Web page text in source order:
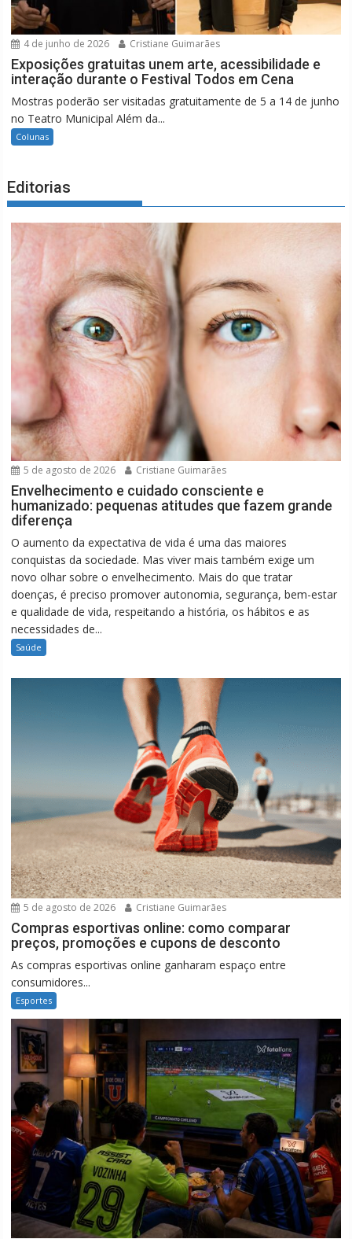
4 de junho de 2026 Cristiane Guimarães
Exposições gratuitas unem arte, acessibilidade e
interação durante o Festival Todos em Cena
Mostras poderão ser visitadas gratuitamente de 5 a 14 de junho
no Teatro Municipal Além da...
Colunas
Editorias
5 de agosto de 2026 Cristiane Guimarães
Envelhecimento e cuidado consciente e
humanizado: pequenas atitudes que fazem grande
diferença
O aumento da expectativa de vida é uma das maiores
conquistas da sociedade. Mas viver mais também exige um
novo olhar sobre o envelhecimento. Mais do que tratar
doenças, é preciso promover autonomia, segurança, bem-estar
e qualidade de vida, respeitando a história, os hábitos e as
necessidades de...
Saúde
5 de agosto de 2026 Cristiane Guimarães
Compras esportivas online: como comparar
preços, promoções e cupons de desconto
As compras esportivas online ganharam espaço entre
consumidores...
Esportes